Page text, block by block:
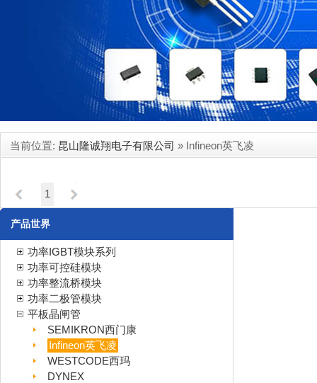
当前位置: 昆山隆诚翔电子有限公司 » Infineon英飞凌
暂时还没有产品...
1
产品世界
功率IGBT模块系列
功率可控硅模块
功率整流桥模块
功率二极管模块
平板晶闸管
SEMIKRON西门康
Infineon英飞凌
WESTCODE西玛
DYNEX